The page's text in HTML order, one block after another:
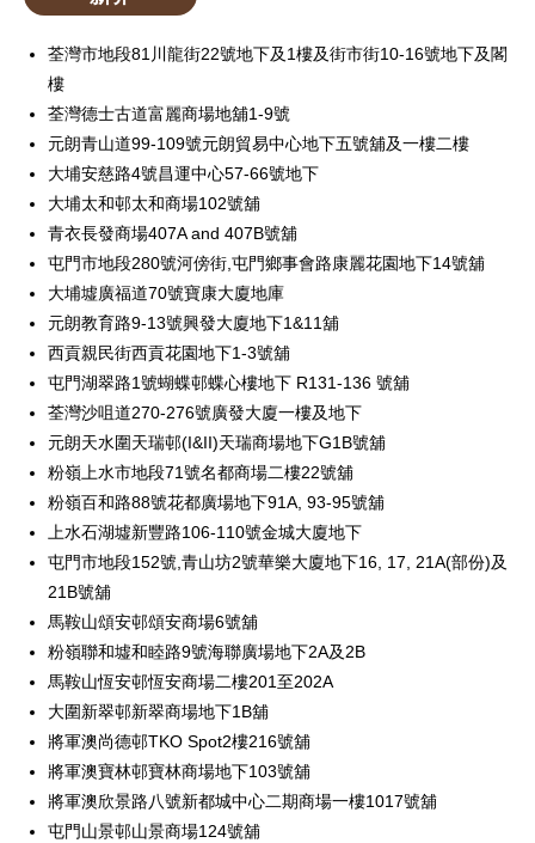
荃灣市地段81川龍街22號地下及1樓及街市街10-16號地下及閣
樓
荃灣德士古道富麗商場地舖1-9號
元朗青山道99-109號元朗貿易中心地下五號舖及一樓二樓
大埔安慈路4號昌運中心57-66號地下
大埔太和邨太和商場102號舖
青衣長發商場407A and 407B號舖
屯門市地段280號河傍街,屯門鄉事會路康麗花園地下14號舖
大埔墟廣福道70號寶康大廈地庫
元朗教育路9-13號興發大廈地下1&11舖
西貢親民街西貢花園地下1-3號舖
屯門湖翠路1號蝴蝶邨蝶心樓地下 R131-136 號舖
荃灣沙咀道270-276號廣發大廈一樓及地下
元朗天水圍天瑞邨(I&II)天瑞商場地下G1B號舖
粉嶺上水市地段71號名都商場二樓22號舖
粉嶺百和路88號花都廣場地下91A, 93-95號舖
上水石湖墟新豐路106-110號金城大廈地下
屯門市地段152號,青山坊2號華樂大廈地下16, 17, 21A(部份)及
21B號舖
馬鞍山頌安邨頌安商場6號舖
粉嶺聯和墟和睦路9號海聯廣場地下2A及2B
馬鞍山恆安邨恆安商場二樓201至202A
大圍新翠邨新翠商場地下1B舖
將軍澳尚德邨TKO Spot2樓216號舖
將軍澳寶林邨寶林商場地下103號舖
將軍澳欣景路八號新都城中心二期商場一樓1017號舖
屯門山景邨山景商場124號舖